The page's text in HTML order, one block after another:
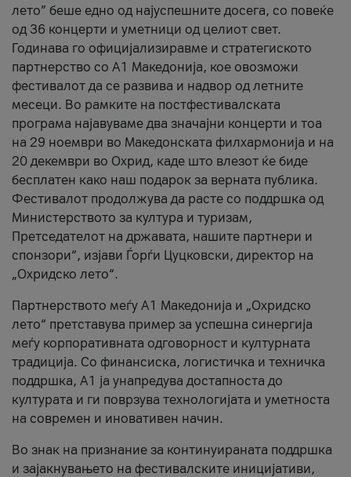
лето” беше едно од најуспешните досега, со повеќе
од 36 концерти и уметници од целиот свет.
Годинава го официјализиравме и стратегиското
партнерство со А1 Македонија, кое овозможи
фестивалот да се развива и надвор од летните
месеци. Во рамките на постфестивалската
програма најавуваме два значајни концерти и тоа
на 29 ноември во Македонската филхармонија и на
20 декември во Охрид, каде што влезот ќе биде
бесплатен како наш подарок за верната публика.
Фестивалот продолжува да расте со поддршка од
Министерството за култура и туризам,
Претседателот на државата, нашите партнери и
спонзори“, изјави Ѓорѓи Цуцковски, директор на
„Охридско лето“.
Партнерството меѓу A1 Македонија и „Охридско
лето“ претставува пример за успешна синергија
меѓу корпоративната одговорност и културната
традиција. Со финансиска, логистичка и техничка
поддршка, A1 ја унапредува достапноста до
културата и ги поврзува технологијата и уметноста
на современ и иновативен начин.
Во знак на признание за континуираната поддршка
и зајакнувањето на фестивалските иницијативи,